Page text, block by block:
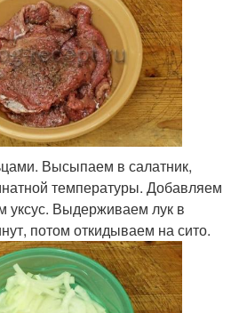
Высыпаем в салатник,
температуры. Добавляем
уксус. Выдерживаем лук в
потом откидываем на сито.